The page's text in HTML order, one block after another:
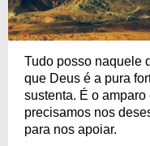
Tudo posso naquele
que Deus é a pura
sustenta. É o
precisamos nos
para nos apoiar.